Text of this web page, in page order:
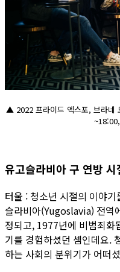
▲ 2022 프라이드 엑스포, 브라네
유고슬라비아 구 연방 시
터울 : 청소년 시절의 이야
슬라비아(Yugoslavia) 전역
정되고, 1977년에 비범죄화
기를 경험하셨던 셈인데요.
하는 사회의 분위기가 어떠